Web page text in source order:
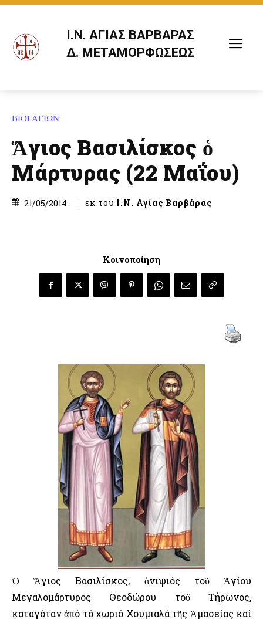
Ι.Ν. ΑΓΙΑΣ ΒΑΡΒΑΡΑΣ
Δ. ΜΕΤΑΜΟΡΦΩΣΕΩΣ
ΒΙΟΙ ΑΓΙΩΝ
Ἅγιος Βασιλίσκος ὁ
Μάρτυρας (22 Μαΐου)
21/05/2014 εκ του Ι.Ν. Αγίας Βαρβάρας
Κοινοποίηση
Ὁ Ἅγιος Βασιλίσκος, ἀνιψιός τοῦ Ἁγίου
Μεγαλομάρτυρος Θεοδώρου τοῦ Τήρωνος,
καταγόταν ἀπό τό χωριό Χουμιαλά τῆς Ἀμασείας καί